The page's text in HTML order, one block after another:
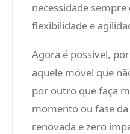
necessidade
flexibilidade e
Agora é possível,
aquele móvel que
por outro que faça
momento ou fase da
renovada e zero